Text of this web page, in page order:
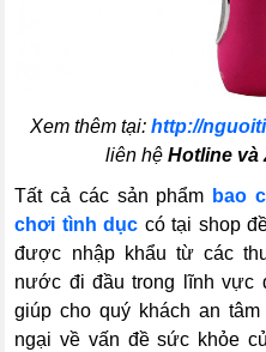
Xem thêm tại: http://
liên hệ Hotline và
Tất cả các sản phẩm bao
chơi tình dục có tại shop
được nhập khẩu từ các
nước đi đầu trong lĩnh vực
giúp cho quý khách an
ngại về vấn đề sức khỏe